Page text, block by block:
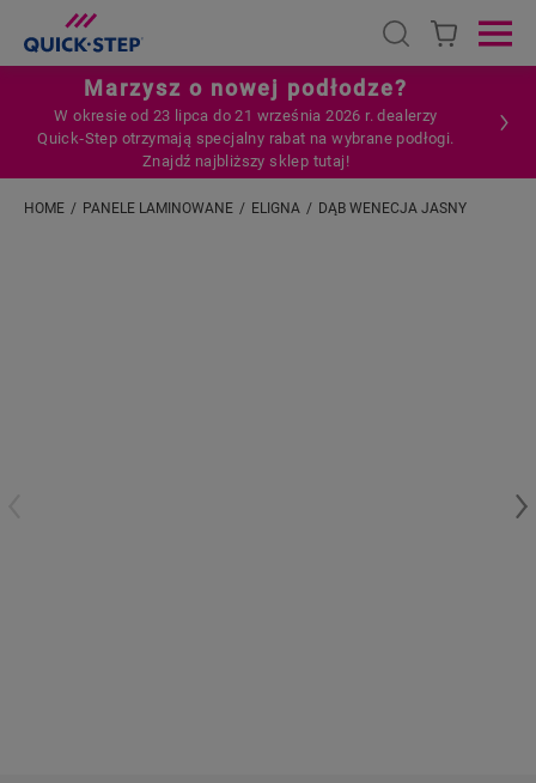
Open search
Marzysz o nowej podłodze?
W okresie od 23 lipca do 21 września 2026 r. dealerzy
Quick‑Step otrzymają specjalny rabat na wybrane podłogi.
Znajdź najbliższy sklep tutaj!
HOME PANELE LAMINOWANE ELIGNA DĄB WENECJA JASNY